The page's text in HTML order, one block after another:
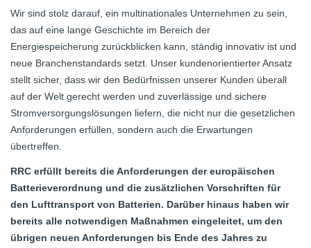
Wir sind stolz darauf, ein multinationales Unternehmen zu sein,
das auf eine lange Geschichte im Bereich der
Energiespeicherung zurückblicken kann, ständig innovativ ist und
neue Branchenstandards setzt. Unser kundenorientierter Ansatz
stellt sicher, dass wir den Bedürfnissen unserer Kunden überall
auf der Welt gerecht werden und zuverlässige und sichere
Stromversorgungslösungen liefern, die nicht nur die gesetzlichen
Anforderungen erfüllen, sondern auch die Erwartungen
übertreffen.
RRC erfüllt bereits die Anforderungen der europäischen
Batterieverordnung und die zusätzlichen Vorschriften für
den Lufttransport von Batterien. Darüber hinaus haben wir
bereits alle notwendigen Maßnahmen eingeleitet, um den
übrigen neuen Anforderungen bis Ende des Jahres zu